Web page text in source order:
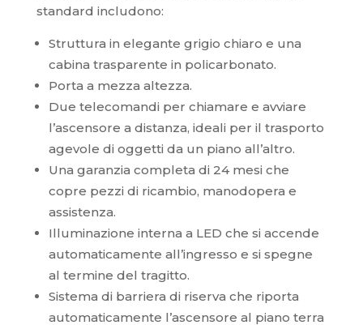
standard includono:
Struttura in elegante grigio chiaro e una
cabina trasparente in policarbonato.
Porta a mezza altezza.
Due telecomandi per chiamare e avviare
l’ascensore a distanza, ideali per il trasporto
agevole di oggetti da un piano all’altro.
Una garanzia completa di 24 mesi che
copre pezzi di ricambio, manodopera e
assistenza.
Illuminazione interna a LED che si accende
automaticamente all’ingresso e si spegne
al termine del tragitto.
Sistema di barriera di riserva che riporta
automaticamente l’ascensore al piano terra